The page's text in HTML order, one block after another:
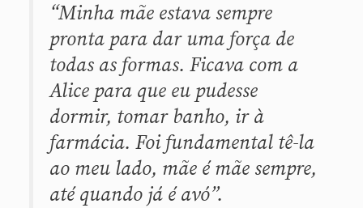
“Minha mãe estava sempre
pronta para dar uma força de
todas as formas. Ficava com a
Alice para que eu pudesse
dormir, tomar banho, ir à
farmácia. Foi fundamental tê-la
ao meu lado, mãe é mãe sempre,
até quando já é avó”.